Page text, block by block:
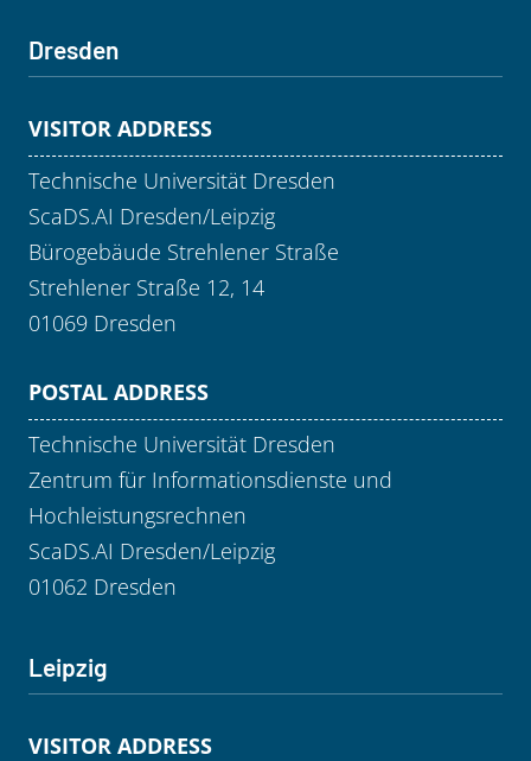
Dresden
VISITOR ADDRESS
Technische Universität Dresden
ScaDS.AI Dresden/Leipzig
Bürogebäude Strehlener Straße
Strehlener Straße 12, 14
01069 Dresden
POSTAL ADDRESS
Technische Universität Dresden
Zentrum für Informationsdienste und
Hochleistungsrechnen
ScaDS.AI Dresden/Leipzig
01062 Dresden
Leipzig
VISITOR ADDRESS